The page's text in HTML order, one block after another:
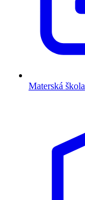
Materská škola